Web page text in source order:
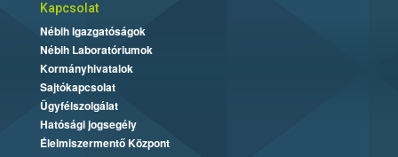
Kapcsolat
Nébih Igazgatóságok
Nébih Laboratóriumok
Kormányhivatalok
Sajtókapcsolat
Ügyfélszolgálat
Hatósági jogsegély
Élelmiszermentő Központ